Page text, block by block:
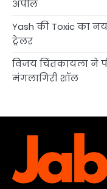
अपील
Yash की Toxic का
ट्रेलर
विजय चिंतकायला ने
मंगलागिरी शॉल